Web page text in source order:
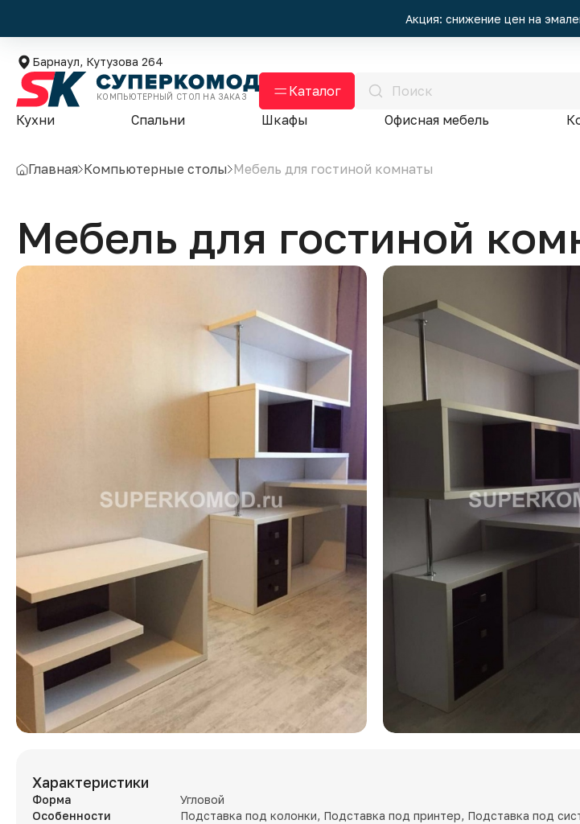
Акция: снижение цен на
Барнаул, Кутузова 264
КОМПЬЮТЕРНЫЙ СТОЛ НА ЗАКАЗ Каталог
Кухни
Спальни Шкафы Офисная мебель
Главная Компьютерные столы Мебель для гостиной комнаты
Мебель для гостиной
Характеристики
Форма
Угловой
Особенности
Подставка под колонки, Подставка под принтер, Подставка под